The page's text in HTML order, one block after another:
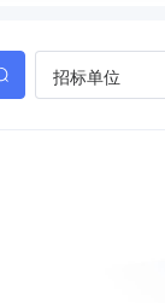
招标单位